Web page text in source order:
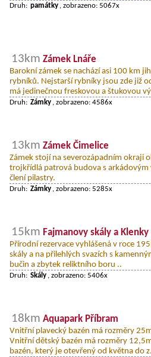
Druh: památky , zobrazeno: 5067x
13km Zámek Lnáře
Barokní zámek se nachází asi 100 km
rybníků. Nejstarší rybníky jsou zde již
má jedinečnou freskovou a štukovou
Druh: Zámky , zobrazeno: 4586x
13km Zámek Čimelice
Zámek stojí na severozápadním okraji
trojkřídlá patrová budova s arkádovým
člení pilastry.
Druh: Zámky , zobrazeno: 5285x
15km Fajmanovy skály a Klenky
Přírodní rezervace vyhlášená v roce
skály a na přilehlých svazích s
bučin a zbytek reliktního boru ..
Druh: Skály , zobrazeno: 5406x
18km Aquapark Příbram
Vnitřní plavecký bazén má rozměry
Vnitřní dětský bazén má rozměry
bazén, který je otevřený od května do